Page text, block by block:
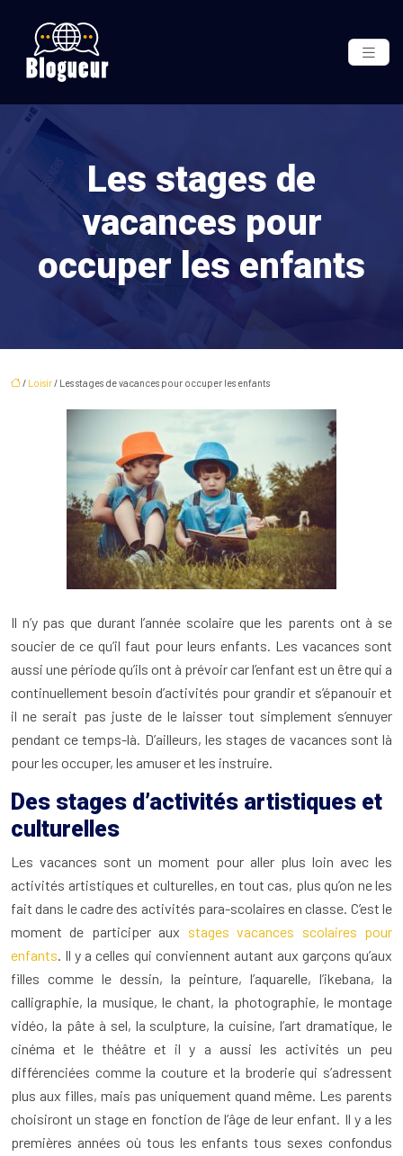
Les stages de
vacances pour
occuper les enfants
/ Loisir/ Les stages de vacances pour occuper les enfants
Il n’y pas que durant l’année scolaire que les parents ont à se
soucier de ce qu’il faut pour leurs enfants. Les vacances sont
aussi une période qu’ils ont à prévoir car l’enfant est un être qui a
continuellement besoin d’activités pour grandir et s’épanouir et
il ne serait pas juste de le laisser tout simplement s’ennuyer
pendant ce temps-là. D’ailleurs, les stages de vacances sont là
pour les occuper, les amuser et les instruire.
Des stages d’activités artistiques et
culturelles
Les vacances sont un moment pour aller plus loin avec les
activités artistiques et culturelles, en tout cas, plus qu’on ne les
fait dans le cadre des activités para-scolaires en classe. C’est le
moment de participer aux stages vacances scolaires pour
enfants. Il y a celles qui conviennent autant aux garçons qu’aux
filles comme le dessin, la peinture, l’aquarelle, l’ikebana, la
calligraphie, la musique, le chant, la photographie, le montage
vidéo, la pâte à sel, la sculpture, la cuisine, l’art dramatique, le
cinéma et le théâtre et il y a aussi les activités un peu
différenciées comme la couture et la broderie qui s’adressent
plus aux filles, mais pas uniquement quand même. Les parents
choisiront un stage en fonction de l’âge de leur enfant. Il y a les
premières années où tous les enfants tous sexes confondus